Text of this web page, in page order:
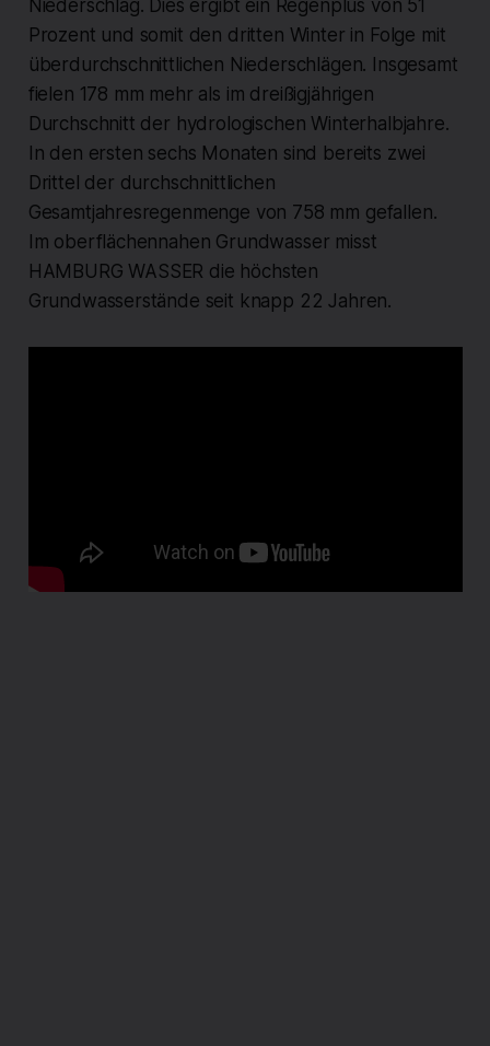
Niederschlag. Dies ergibt ein Regenplus von 51
Prozent und somit den dritten Winter in Folge mit
überdurchschnittlichen Niederschlägen. Insgesamt
fielen 178 mm mehr als im dreißigjährigen
Durchschnitt der hydrologischen Winterhalbjahre.
In den ersten sechs Monaten sind bereits zwei
Drittel der durchschnittlichen
Gesamtjahresregenmenge von 758 mm gefallen.
Im oberflächennahen Grundwasser misst
HAMBURG WASSER die höchsten
Grundwasserstände seit knapp 22 Jahren.